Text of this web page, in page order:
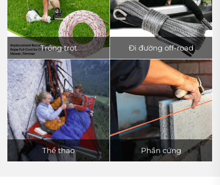
Trồng trọt Đi đường off-road
Thể thao Phần cứng